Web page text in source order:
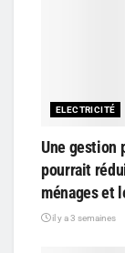
ELECTRICITÉ
Une gestion
pourrait
ménages et
il y a 3 semaines